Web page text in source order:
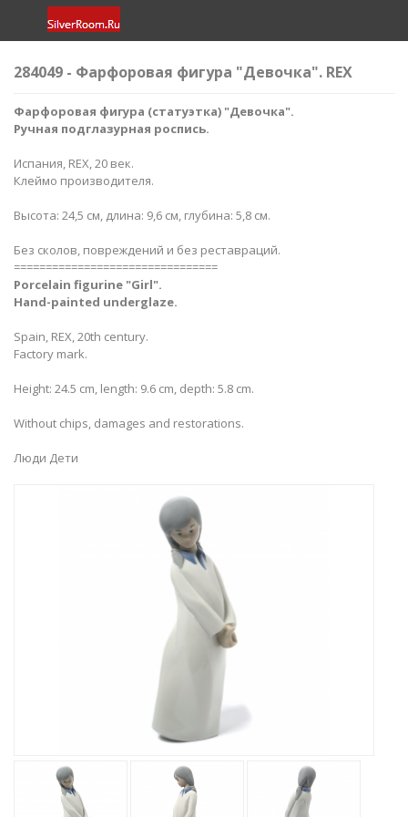
284049 - Фарфоровая фигура "Девочка". REX
Фарфоровая фигура (статуэтка) "Девочка".
Ручная подглазурная роспись.
Испания, REX, 20 век.
Клеймо производителя.
Высота: 24,5 см, длина: 9,6 см, глубина: 5,8 см.
Без сколов, повреждений и без реставраций.
================================
Porcelain figurine "Girl​".
Hand-painted underglaze.
Spain, REX, 20th century.
Factory mark.
Height: 24.5 cm, length: 9.6 cm, depth: 5.8 cm.
Without chips, damages and restorations.
Люди Дети